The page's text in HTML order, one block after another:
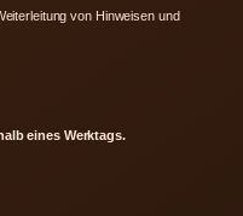
von Hinweisen und
eines Werktags.